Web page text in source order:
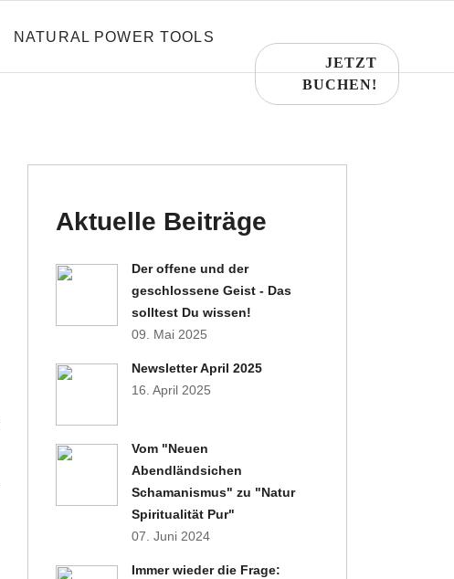
NATURAL POWER TOOLS
JETZT
BUCHEN!
Aktuelle Beiträge
Der offene und der
geschlossene Geist - Das
solltest Du wissen!
09. Mai 2025
Newsletter April 2025
16. April 2025
Vom "Neuen
Abendländsichen
Schamanismus" zu "Natur
Spiritualität Pur"
07. Juni 2024
Immer wieder die Frage: